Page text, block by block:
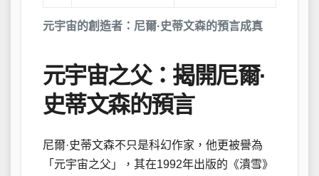
元宇宙的創造者：尼爾·史蒂文森的預言成真
元宇宙之父：揭開尼爾·
史蒂文森的預言
尼爾·史蒂文森不只是科幻作家，他更被譽為
「元宇宙之父」，其在1992年出版的《潰雪》